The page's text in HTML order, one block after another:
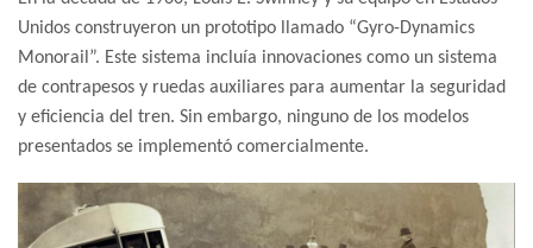
Unidos construyeron un prototipo llamado “Gyro-Dynamics
Monorail”. Este sistema incluía innovaciones como un sistema
de contrapesos y ruedas auxiliares para aumentar la seguridad
y eficiencia del tren. Sin embargo, ninguno de los modelos
presentados se implementó comercialmente.